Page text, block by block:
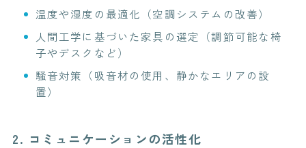
温度や湿度の最適化（空調システムの改善）
人間工学に基づいた家具の選定（調節可能な椅
子やデスクなど）
騒音対策（吸音材の使用、静かなエリアの設
置）
2. コミュニケーションの活性化